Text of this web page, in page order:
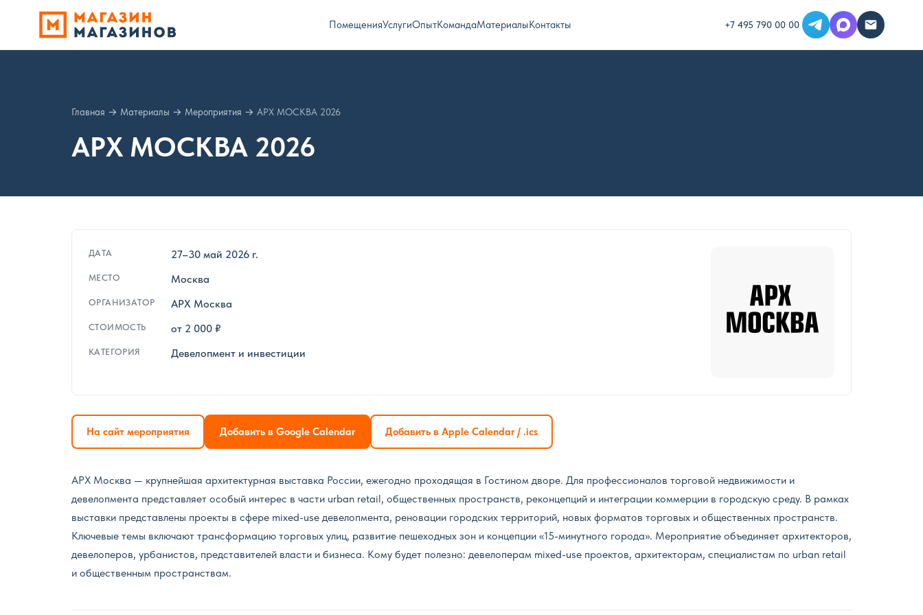
ПомещенияУслугиОпытКомандаМатериалыКонтакты +7 495 790 00 00
Главная → Материалы → Мероприятия → АРХ МОСКВА 2026
АРХ МОСКВА 2026
ДАТА 27–30 май 2026 г.
МЕСТО Москва
ОРГАНИЗАТОР АРХ Москва
СТОИМОСТЬ от 2 000 ₽
КАТЕГОРИЯ Девелопмент и инвестиции
На сайт мероприятия Добавить в Google Calendar Добавить в Apple Calendar / .ics
АРХ Москва — крупнейшая архитектурная выставка России, ежегодно проходящая в Гостином дворе. Для профессионалов торговой недвижимости и
девелопмента представляет особый интерес в части urban retail, общественных пространств, реконцепций и интеграции коммерции в городскую среду. В рамках
выставки представлены проекты в сфере mixed-use девелопмента, реновации городских территорий, новых форматов торговых и общественных пространств.
Ключевые темы включают трансформацию торговых улиц, развитие пешеходных зон и концепции «15-минутного города». Мероприятие объединяет архитекторов,
девелоперов, урбанистов, представителей власти и бизнеса. Кому будет полезно: девелоперам mixed-use проектов, архитекторам, специалистам по urban retail
и общественным пространствам.